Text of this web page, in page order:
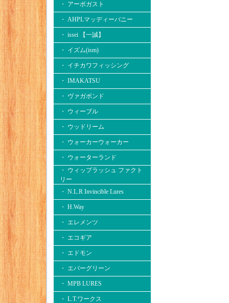
・ アーボガスト
・ AHPLマッディーバニー
・ issei 【一誠】
・ イズム(ism)
・ イチカワフィッシング
・ IMAKATSU
・ ヴァガボンド
・ ウィーブル
・ ウッドリーム
・ ウォーカーウォーカー
・ ウォーターランド
・ ウィップラッシュ ファクト
リー
・ N.L.R Invincible Lures
・ H.Way
・ エレメンツ
・ エコギア
・ エドモン
・ エバーグリーン
・ MPB LURES
・ L.T.ワークス